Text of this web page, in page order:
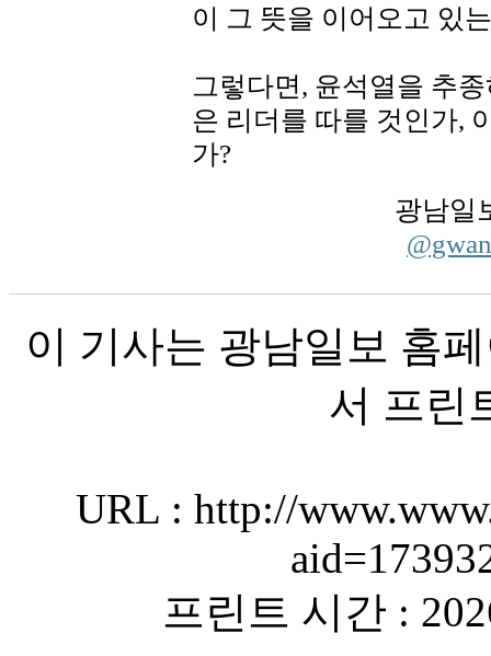
이 그 뜻을 이어오고 있
그렇다면, 윤석열을 추
은 리더를 따를 것인가,
가?
광남
이 기사는 광남일보 홈
서 프린
URL : http://
프린트 시간 :